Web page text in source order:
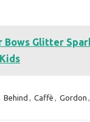
Bows Glitter
Behind , Caffè , Gordon ,